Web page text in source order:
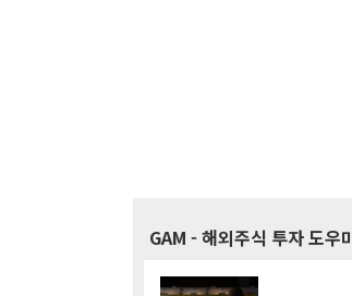
GAM - 해외주식 투자 도우